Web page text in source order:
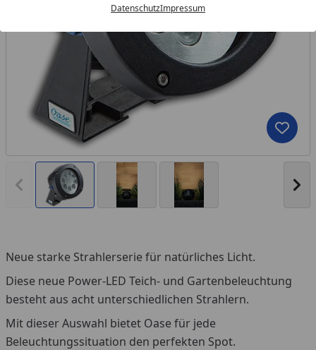
DatenschutzImpressum
Vorheriges Bild anzeigen
Neue starke Strahlerserie für natürliches Licht.
Diese neue Power-LED Teich- und Gartenbeleuchtung
besteht aus acht unterschiedlichen Strahlern.
Mit dieser Auswahl bietet Oase für jede
Beleuchtungssituation den perfekten Spot.